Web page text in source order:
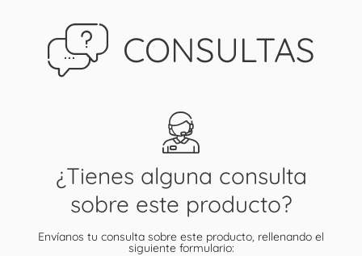
CONSULTAS
¿Tienes alguna consulta
sobre este producto?
Envíanos tu consulta sobre este producto, rellenando el
siguiente formulario: